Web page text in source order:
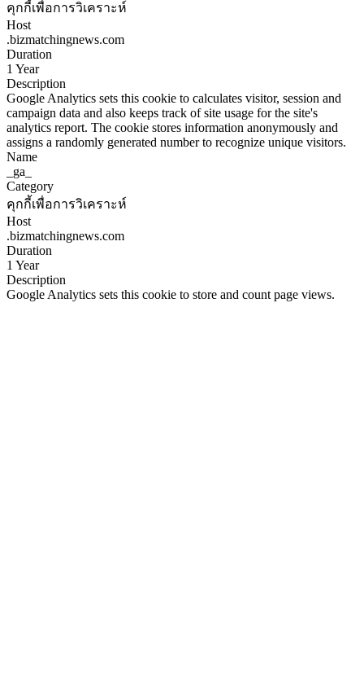
คุกกี้เพื่อการวิเคราะห์
Host
.bizmatchingnews.com
Duration
1 Year
Description
Google Analytics sets this cookie to calculates visitor, session and
campaign data and also keeps track of site usage for the site's
analytics report. The cookie stores information anonymously and
assigns a randomly generated number to recognize unique visitors.
Name
_ga_
Category
คุกกี้เพื่อการวิเคราะห์
Host
.bizmatchingnews.com
Duration
1 Year
Description
Google Analytics sets this cookie to store and count page views.